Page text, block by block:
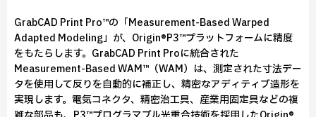
GrabCAD Print Pro™の「Measurement-Based Warped
Adapted Modeling」が、Origin®P3™プラットフォームに精度
をもたらします。GrabCAD Print Proに統合された
Measurement-Based WAM™（WAM）は、測定された寸法デー
タを使用して反りを自動的に補正し、精密なアディティブ造形を
実現します。電気コネクタ、精密治工具、産業用固定具などの複